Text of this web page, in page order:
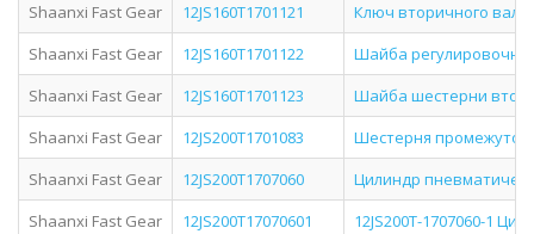
Shaanxi Fast Gear
12JS160T1701121
Ключ вторичного
Shaanxi Fast Gear
12JS160T1701122
Шайба
Shaanxi Fast Gear
12JS160T1701123
Шайба шестерни
Shaanxi Fast Gear
12JS200T1701083
Шестерня
Shaanxi Fast Gear
12JS200T1707060
Цилиндр
Shaanxi Fast Gear
12JS200T17070601
12JS200T-1707060-1